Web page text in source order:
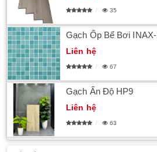
35
Gạch Ốp Bể Bơi
Liên hệ
67
Gạch Ấn Độ HP9
Liên hệ
63